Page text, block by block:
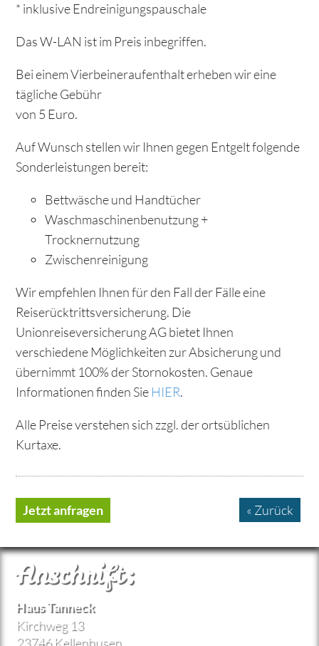
* inklusive Endreinigungspauschale
Das W-LAN ist im Preis inbegriffen.
Bei einem Vierbeineraufenthalt erheben wir eine
tägliche Gebühr
von 5 Euro.
Auf Wunsch stellen wir Ihnen gegen Entgelt folgende
Sonderleistungen bereit:
Bettwäsche und Handtücher
Waschmaschinenbenutzung +
Trocknernutzung
Zwischenreinigung
Wir empfehlen Ihnen für den Fall der Fälle eine
Reiserücktrittsversicherung. Die
Unionreiseversicherung AG bietet Ihnen
verschiedene Möglichkeiten zur Absicherung und
übernimmt 100% der Stornokosten. Genaue
Informationen finden Sie HIER.
Alle Preise verstehen sich zzgl. der ortsüblichen
Kurtaxe.
Jetzt anfragen « Zurück
Anschrift:
Haus Tanneck
Kirchweg 13
23746 Kellenhusen